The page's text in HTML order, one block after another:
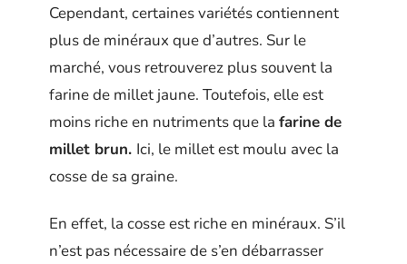
Cependant, certaines variétés contiennent
plus de minéraux que d’autres. Sur le
marché, vous retrouverez plus souvent la
farine de millet jaune. Toutefois, elle est
moins riche en nutriments que la farine de
millet brun. Ici, le millet est moulu avec la
cosse de sa graine.
En effet, la cosse est riche en minéraux. S’il
n’est pas nécessaire de s’en débarrasser